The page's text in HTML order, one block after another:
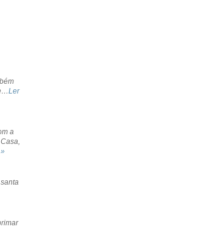
Ler
a